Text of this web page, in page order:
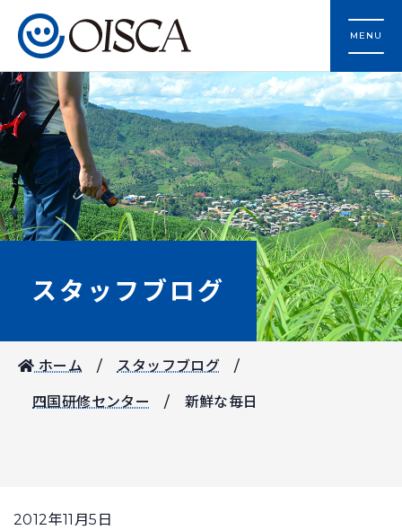
MENU
スタッフブログ
ホーム スタッフブログ
四国研修センター 新鮮な毎日
2012年11月5日